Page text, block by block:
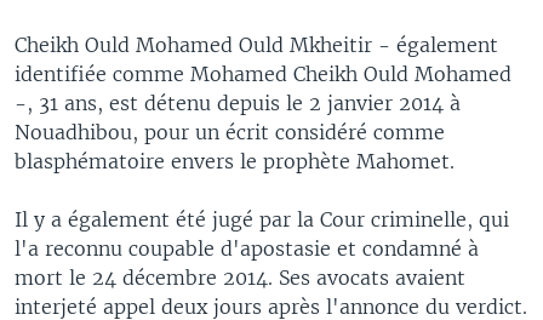
Cheikh Ould Mohamed Ould Mkheitir - également
identifiée comme Mohamed Cheikh Ould Mohamed
-, 31 ans, est détenu depuis le 2 janvier 2014 à
Nouadhibou, pour un écrit considéré comme
blasphématoire envers le prophète Mahomet.
Il y a également été jugé par la Cour criminelle, qui
l'a reconnu coupable d'apostasie et condamné à
mort le 24 décembre 2014. Ses avocats avaient
interjeté appel deux jours après l'annonce du verdict.